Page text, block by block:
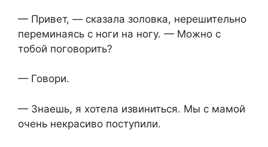
— Привет, — сказала золовка, нерешительно
переминаясь с ноги на ногу. — Можно с
тобой поговорить?
— Говори.
— Знаешь, я хотела извиниться. Мы с мамой
очень некрасиво поступили.